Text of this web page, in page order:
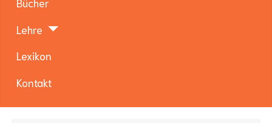
Lehre
Lexikon
Kontakt